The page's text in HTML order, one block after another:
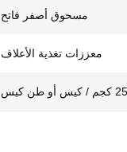
مسحوق أصفر فاتح
معززات تغذية الأعلاف